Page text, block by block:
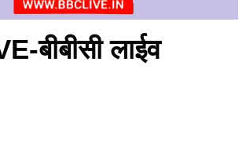
बीबीसी लाईव